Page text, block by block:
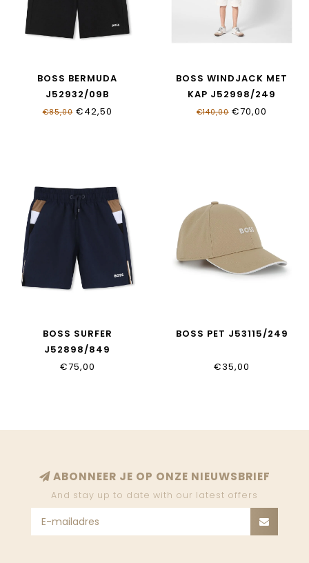
BOSS BERMUDA
J52932/09B
€85,00€42,50
BOSS WINDJACK MET
KAP J52998/249
€140,00 €70,00
BOSS SURFER
J52898/849
€75,00
BOSS PET J53115/249
€35,00
ABONNEER JE OP ONZE NIEUWSBRIEF
And stay up to date with our latest offers